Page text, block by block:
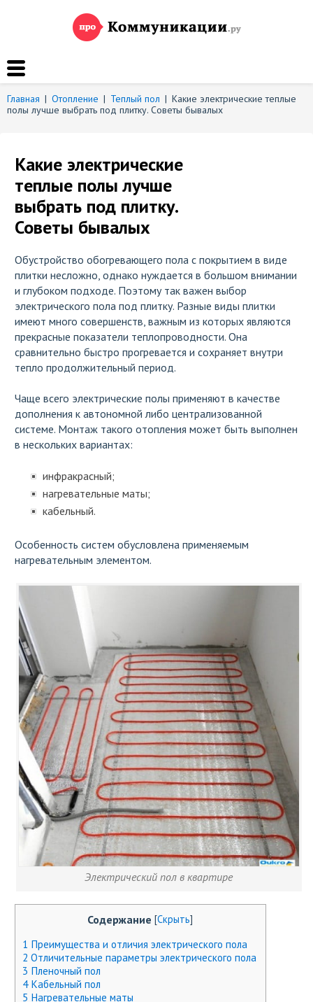
Главная | Отопление | Теплый пол | Какие электрические теплые
полы лучше выбрать под плитку. Советы бывалых
Какие электрические
теплые полы лучше
выбрать под плитку.
Советы бывалых
Обустройство обогревающего пола с покрытием в виде
плитки несложно, однако нуждается в большом внимании
и глубоком подходе. Поэтому так важен выбор
электрического пола под плитку. Разные виды плитки
имеют много совершенств, важным из которых являются
прекрасные показатели теплопроводности. Она
сравнительно быстро прогревается и сохраняет внутри
тепло продолжительный период.
Чаще всего электрические полы применяют в качестве
дополнения к автономной либо централизованной
системе. Монтаж такого отопления может быть выполнен
в нескольких вариантах:
инфракрасный;
нагревательные маты;
кабельный.
Особенность систем обусловлена применяемым
нагревательным элементом.
Электрический пол в квартире
Содержание [Скрыть]
1 Преимущества и отличия электрического пола
2 Отличительные параметры электрического пола
3 Пленочный пол
4Кабельный пол
5 Нагревательные маты